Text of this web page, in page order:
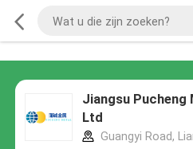
Jiangsu
Ltd
Guangyi Road,